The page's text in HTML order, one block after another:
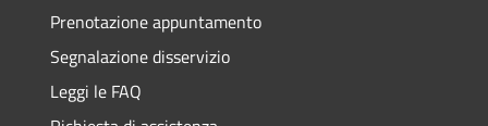
Prenotazione appuntamento
Segnalazione disservizio
Leggi le FAQ